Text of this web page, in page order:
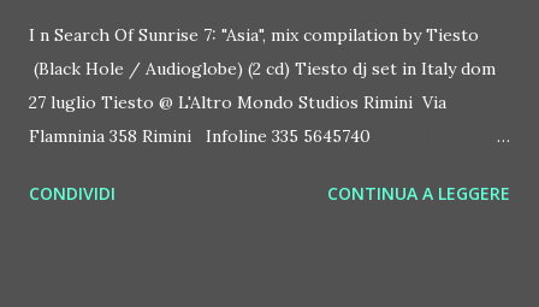
I n Search Of Sunrise 7: "Asia", mix compilation by Tiesto
(Black Hole / Audioglobe) (2 cd) Tiesto dj set in Italy dom
27 luglio Tiesto @ L'Altro Mondo Studios Rimini Via
Flamninia 358 Rimini Infoline 335 5645740
Faro Jesolo Lido info 3934101120 (organizzazione: Il
CONDIVIDI CONTINUA A LEGGERE